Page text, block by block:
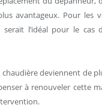
avantageux. Pour les
l’idéal pour le cas
deviennent de
à renouveler cette